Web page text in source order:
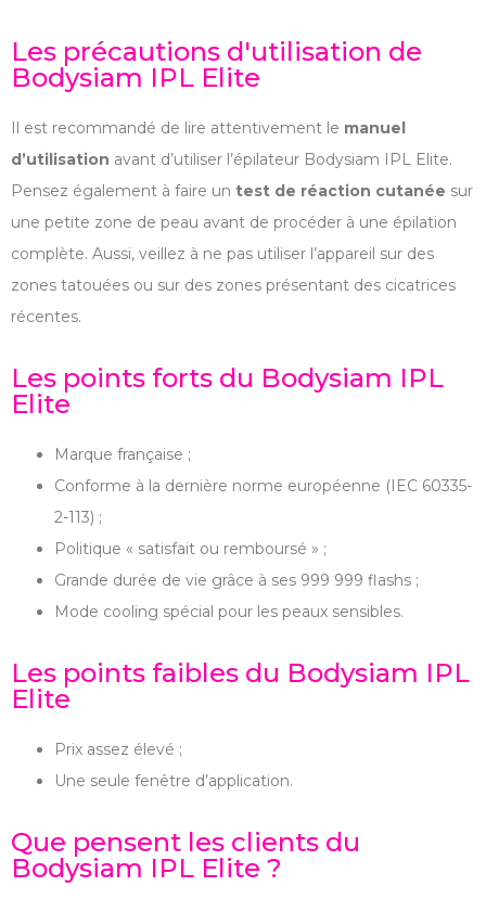
Les précautions d'utilisation de
Bodysiam IPL Elite
Il est recommandé de lire attentivement le manuel
d’utilisation avant d’utiliser l’épilateur Bodysiam IPL Elite.
Pensez également à faire un test de réaction cutanée sur
une petite zone de peau avant de procéder à une épilation
complète. Aussi, veillez à ne pas utiliser l’appareil sur des
zones tatouées ou sur des zones présentant des cicatrices
récentes.
Les points forts du Bodysiam IPL
Elite
Marque française ;
Conforme à la dernière norme européenne (IEC 60335-
2-113) ;
Politique « satisfait ou remboursé » ;
Grande durée de vie grâce à ses 999 999 flashs ;
Mode cooling spécial pour les peaux sensibles.
Les points faibles du Bodysiam IPL
Elite
Prix assez élevé ;
Une seule fenêtre d’application.
Que pensent les clients du
Bodysiam IPL Elite ?